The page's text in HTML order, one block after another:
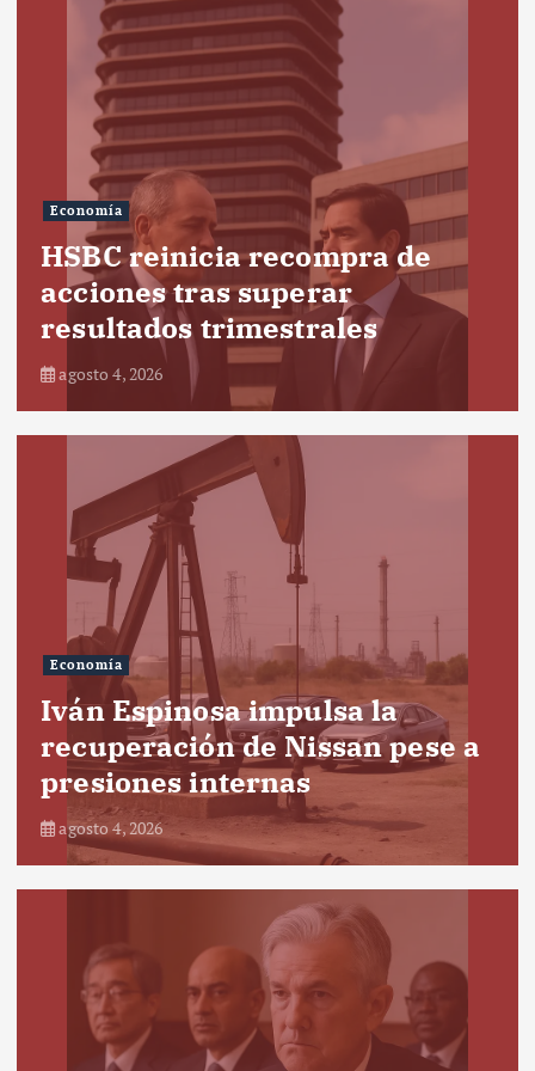
Economía
HSBC reinicia recompra de
acciones tras superar
resultados trimestrales
agosto 4, 2026
Economía
Iván Espinosa impulsa la
recuperación de Nissan pese a
presiones internas
agosto 4, 2026